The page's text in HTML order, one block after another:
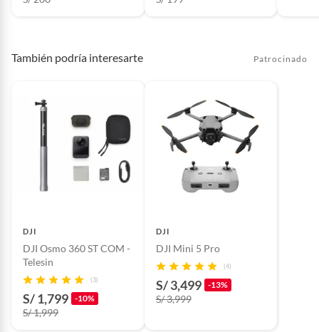
También podría interesarte Patrocinado
DJI
DJI Osmo 360 ST COM -
Telesin
(3)
S/ 1,799 -10%
S/ 1,999
DJI
DJI Mini 5 Pro
(4)
S/ 3,499 -13%
S/ 3,999